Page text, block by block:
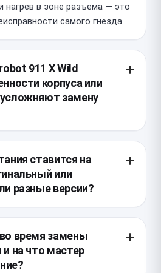
нагрев в зоне разъема — это
самого гнезда.
911 X Wild
корпуса или
замену
разборки нижней части
При ремонте важно
пластиковые фиксаторы и
пайки, потому что место
дорожки.
ставится на
или
разные версии?
и типу посадки на плату,
могут встречаться
время замены
на что мастер